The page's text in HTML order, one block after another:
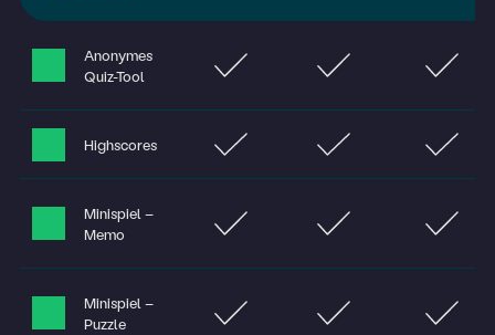
Anonymes
Quiz-Tool
Highscores
Minispiel –
Memo
Minispiel –
Puzzle